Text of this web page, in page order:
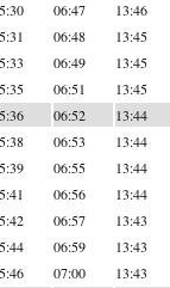
06:47 13:46
06:48 13:45
06:49 13:45
06:51 13:45
06:52 13:44
06:53 13:44
06:55 13:44
06:56 13:44
06:57 13:43
06:59 13:43
07:00 13:43